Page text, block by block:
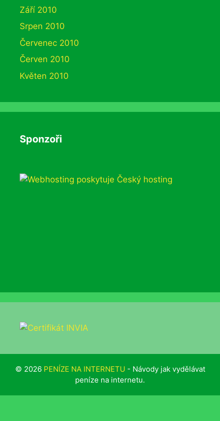
Září 2010
Srpen 2010
Červenec 2010
Červen 2010
Květen 2010
Sponzoři
© 2026 PENÍZE NA INTERNETU - Návody jak vydělávat
peníze na internetu.